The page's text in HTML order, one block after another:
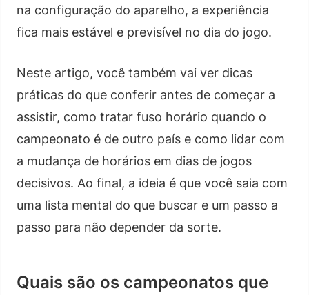
na configuração do aparelho, a experiência
fica mais estável e previsível no dia do jogo.
Neste artigo, você também vai ver dicas
práticas do que conferir antes de começar a
assistir, como tratar fuso horário quando o
campeonato é de outro país e como lidar com
a mudança de horários em dias de jogos
decisivos. Ao final, a ideia é que você saia com
uma lista mental do que buscar e um passo a
passo para não depender da sorte.
Quais são os campeonatos que